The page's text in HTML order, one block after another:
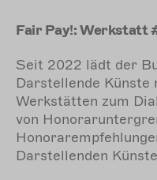
Fair Pay!: Werkstatt
Seit 2022 lädt der
Darstellende Künste
Werkstätten zum
von
Darstellenden